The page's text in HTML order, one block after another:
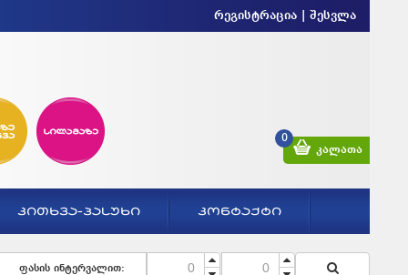
რეგისტრაცია შესვლა
0
კალათა
ᲙᲘᲗᲮᲕᲐ-ᲞᲐᲡᲣᲮᲘ ᲙᲝᲜᲢᲐᲥᲢᲘ
ფასის ინტერვალით: